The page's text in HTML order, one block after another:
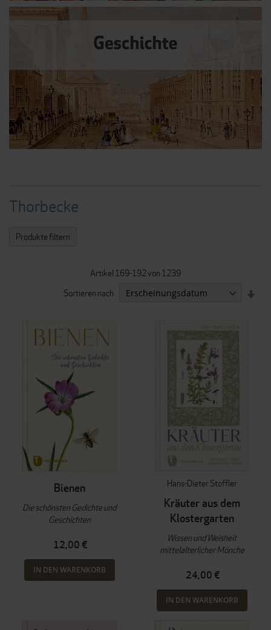
Thorbecke
Artikel169-192von 1239
Sortieren nach
Bienen
Die schönsten Gedichte und
Geschichten
12,00 €
IN DEN WARENKORB
Hans-Dieter Stoffler
Kräuter aus dem
Klostergarten
Wissen und Weisheit
mittelalterlicher Mönche
24,00 €
IN DEN WARENKORB
Produkte filtern